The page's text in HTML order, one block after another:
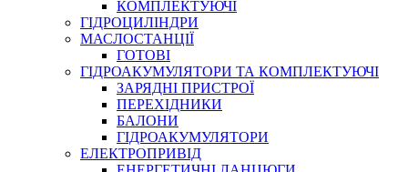
СПЕЦІАЛЬНІ
ГЕРМЕТИКИ
КЛЕЇ, ЦЕМЕНТИ, ЕПОКСИДКИ
КОМПЛЕКТУЮЧІ
ГІДРОЦИЛІНДРИ
МАСЛОСТАНЦІЇ
ГОТОВІ
ГІДРОАКУМУЛЯТОРИ ТА КОМПЛЕКТУЮЧІ
ЗАРЯДНІ ПРИСТРОЇ
ПЕРЕХІДНИКИ
БАЛОНИ
ГІДРОАКУМУЛЯТОРИ
ЕЛЕКТРОПРИВІД